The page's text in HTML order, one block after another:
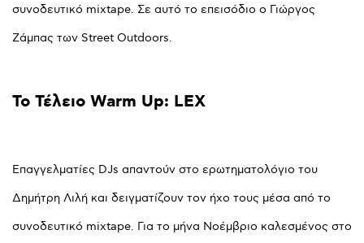
συνοδευτικό mixtape. Σε αυτό το επεισόδιο ο Γιώργος
Ζάμπας των Street Outdoors.
Το Τέλειο Warm Up: LEX
Επαγγελματίες DJs απαντούν στο ερωτηματολόγιο του
Δημήτρη Λιλή και δειγματίζουν τον ήχο τους μέσα από το
συνοδευτικό mixtape. Για το μήνα Νοέμβριο καλεσμένος στο